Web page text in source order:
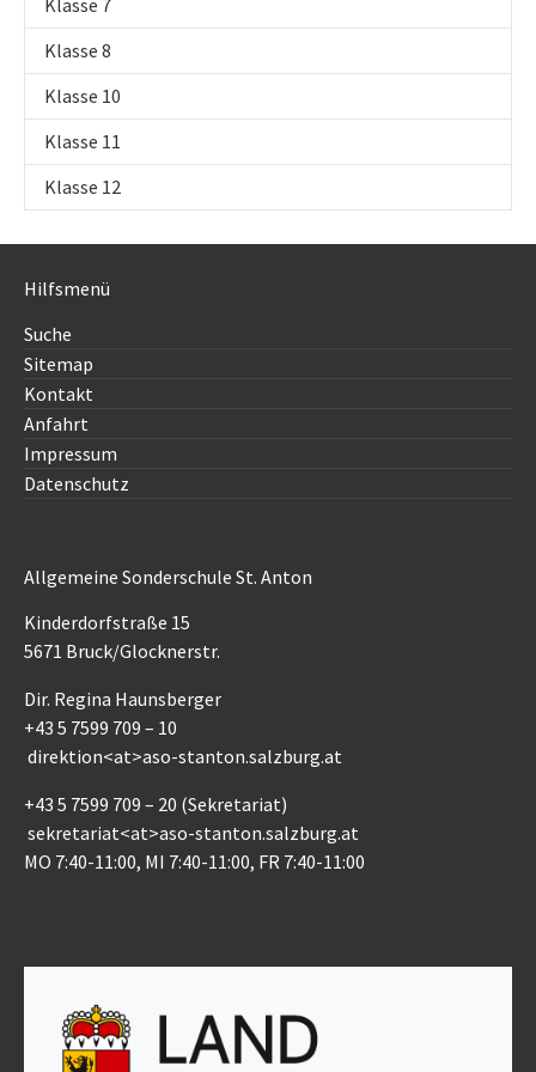
Klasse 7
Klasse 8
Klasse 10
Klasse 11
Klasse 12
Hilfsmenü
Suche
Sitemap
Kontakt
Anfahrt
Impressum
Datenschutz
Allgemeine Sonderschule St. Anton
Kinderdorfstraße 15
5671 Bruck/Glocknerstr.
Dir. Regina Haunsberger
+43 5 7599 709 – 10
direktion<at>aso-stanton.salzburg.at
+43 5 7599 709 – 20 (Sekretariat)
sekretariat<at>aso-stanton.salzburg.at
MO 7:40-11:00, MI 7:40-11:00, FR 7:40-11:00